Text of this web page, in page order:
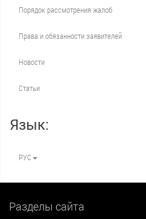
Порядок рассмотрения жалоб
Права и обязанности заявителей
Новости
Статьи
Язык:
РУС
Разделы сайта